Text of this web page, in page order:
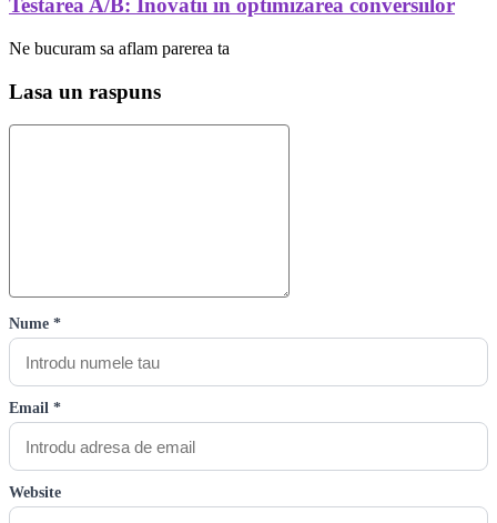
Testarea A/B: Inovatii in optimizarea conversiilor
Ne bucuram sa aflam parerea ta
Lasa un raspuns
Nume *
Email *
Website